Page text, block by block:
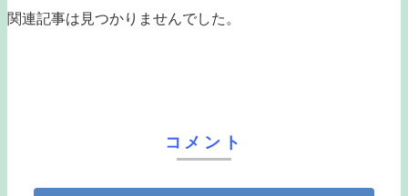
関連記事は見つかりませんでした。
コメント